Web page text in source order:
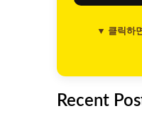
▼ 클릭하
Recent